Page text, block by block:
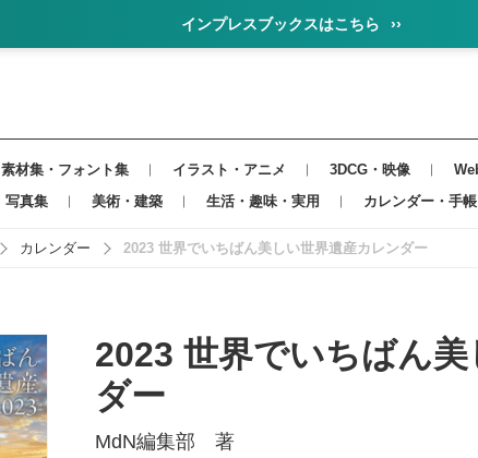
インプレスブックスはこちら ››
素材集・フォント集 イラスト・アニメ 3DCG・映像
写真集 美術・建築 生活・趣味・実用 カレンダー・手
カレンダー 2023 世界でいちばん美しい世界遺産カレンダー
2023 世界でいちばん
ダー
MdN編集部 著